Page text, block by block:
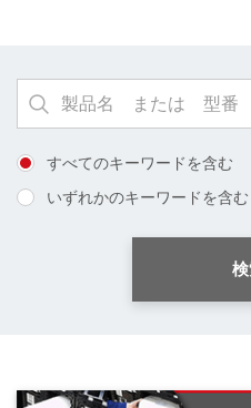
すべてのキーワードを含む
いずれかのキーワードを含む